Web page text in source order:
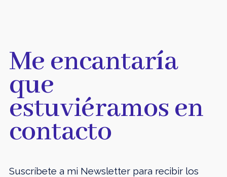
Me encantaría
que
estuviéramos en
contacto
Suscríbete a mi Newsletter para recibir los